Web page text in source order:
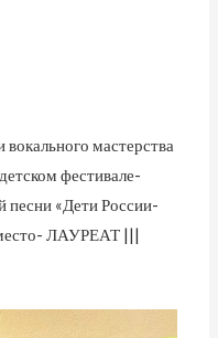
мастерства
фестивале-
песни «Дети России-
ЛАУРЕАТ |||